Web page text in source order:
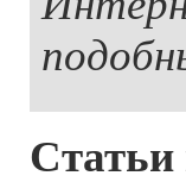
Статьи